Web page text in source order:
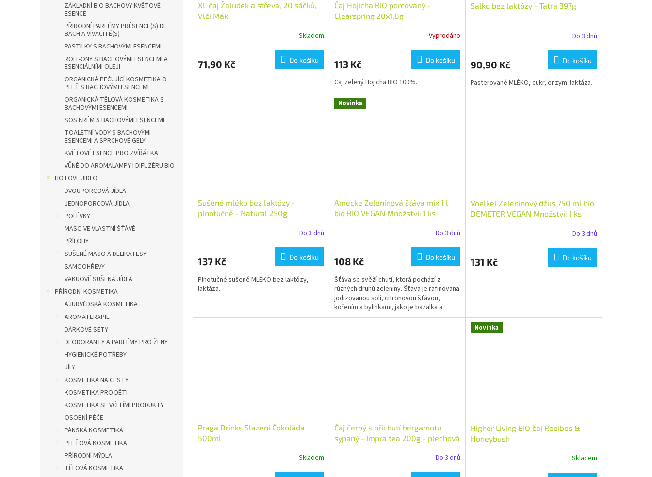
ZÁKLADNÍ BIO BACHOVY KVĚTOVÉ
ESENCE
PŘIRODNÍ PARFÉMY PRÉSENCE(S) DE
BACH A VIVACITÉ(S)
PASTILKY S BACHOVÝMI ESENCEMI
ROLL-ONY S BACHOVÝMI ESENCEMI A
ESENCIÁLNÍMI OLEJI
ORGANICKÁ PEČUJÍCÍ KOSMETIKA O
PLEŤ S BACHOVÝMI ESENCEMI
ORGANICKÁ TĚLOVÁ KOSMETIKA S
BACHOVÝMI ESENCEMI
SOS KRÉM S BACHOVÝMI ESENCEMI
TOALETNÍ VODY S BACHOVÝMI
ESENCEMI A SPRCHOVÉ GELY
KVĚTOVÉ ESENCE PRO ZVÍŘÁTKA
VŮNĚ DO AROMALAMPY I DIFUZÉRU BIO
HOTOVÉ JÍDLO
DVOUPORCOVÁ JÍDLA
JEDNOPORCOVÁ JÍDLA
POLÉVKY
MASO VE VLASTNÍ ŠŤÁVĚ
PŘÍLOHY
SUŠENÉ MASO A DELIKATESY
SAMOOHŘEVY
VAKUOVĚ SUŠENÁ JÍDLA
PŘÍRODNÍ KOSMETIKA
AJURVÉDSKÁ KOSMETIKA
AROMATERAPIE
DÁRKOVÉ SETY
DEODORANTY A PARFÉMY PRO ŽENY
HYGIENICKÉ POTŘEBY
JÍLY
KOSMETIKA NA CESTY
KOSMETIKA PRO DĚTI
KOSMETIKA SE VČELÍMI PRODUKTY
OSOBNÍ PÉČE
PÁNSKÁ KOSMETIKA
PLEŤOVÁ KOSMETIKA
PŘÍRODNÍ MÝDLA
TĚLOVÁ KOSMETIKA
XL čaj Žaludek a střeva, 20 sáčků,
Vlčí Mák
Skladem
71,90 Kč Do košíku
Čaj Hojicha BIO porcovaný -
Clearspring 20x1,8g
Vyprodáno
113 Kč Do košíku
Čaj zelený Hojicha BIO 100%.
Salko bez laktózy - Tatra 397g
Do 3 dnů
90,90 Kč Do košíku
Pasterované MLÉKO, cukr, enzym: laktáza.
Sušené mléko bez laktózy -
plnotučné - Natural 250g
Do 3 dnů
137 Kč Do košíku
Plnotučné sušené MLÉKO bez laktózy,
laktáza.
Novinka
Amecke Zeleninová šťáva mix 1 l
bio BIO VEGAN Množství: 1 ks
Do 3 dnů
108 Kč Do košíku
Šťáva se svěží chutí, která pochází z
různých druhů zeleniny. Šťáva je rafinována
jodizovanou solí, citronovou šťávou,
kořením a bylinkami, jako je bazalka a
petržel. Možná...
Voelkel Zeleninový džus 750 ml bio
DEMETER VEGAN Množství: 1 ks
Do 3 dnů
131 Kč Do košíku
Praga Drinks Slazení Čokoláda
500ml
Skladem
Čaj černý s příchutí bergamotu
sypaný - Impra tea 200g - plechová
Do 3 dnů
Novinka
Higher Living BIO čaj Rooibos &
Honeybush
Skladem